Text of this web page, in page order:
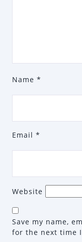
Name *
Email *
Website
Save my name,
for the next time